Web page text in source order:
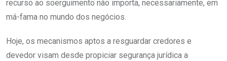
recurso ao soerguimento não importa, necessariamente, em
má-fama no mundo dos negócios.
Hoje, os mecanismos aptos a resguardar credores e
devedor visam desde propiciar segurança jurídica a